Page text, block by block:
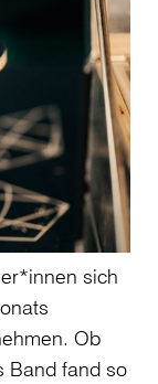
sich
Ob
Band fand so